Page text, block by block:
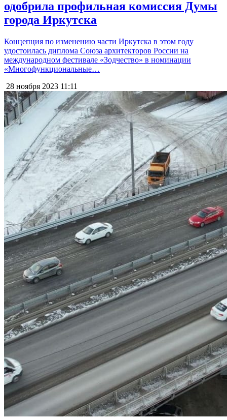
одобрила профильная комиссия Думы
города Иркутска
Концепция по изменению части Иркутска в этом году
удостоилась диплома Союза архитекторов России на
международном фестивале «Зодчество» в номинации
«Многофункциональные…
28 ноября 2023 11:11